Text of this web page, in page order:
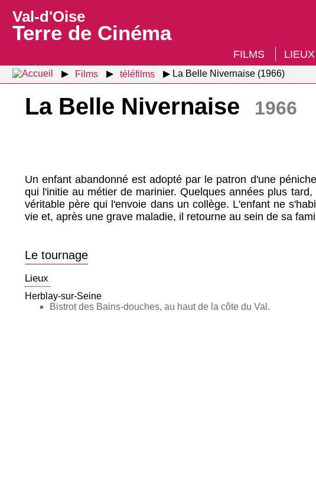
Val-d'Oise
Terre de Cinéma
FILMS
Films téléfilms La Belle Nivernaise (1966)
La Belle Nivernaise 1966
Un enfant abandonné est adopté par le patron d'une
qui l'initie au métier de marinier. Quelques années plus
véritable père qui l'envoie dans un collège. L'enfant ne
vie et, après une grave maladie, il retourne au sein de sa
Le tournage
Lieux
Herblay-sur-Seine
Bistrot des Bains-douches, au haut de la côte du Val.